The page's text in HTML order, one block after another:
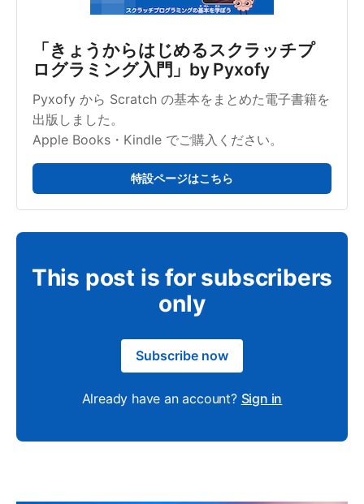
「きょうからはじめるスクラッチプ
ログラミング入門」by Pyxofy
Pyxofy から Scratch の基本をまとめた電子書籍を
出版しました。
Apple Books・Kindle でご購入ください。
特設ページはこちら
This post is for subscribers
only
Subscribe now
Already have an account? Sign in